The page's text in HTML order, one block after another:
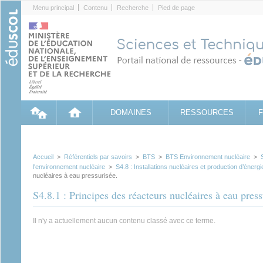
Menu principal Contenu Recherche Pied de page
DOMAINES RESSOURCES
Accueil > Référentiels par savoirs > BTS > BTS Environnement nucléaire >
l'environnement nucléaire > S4.8 : Installations nucléaires et production
nucléaires à eau pressurisée.
S4.8.1 : Principes des réacteurs nucléaires à eau
Il n'y a actuellement aucun contenu classé avec ce terme.